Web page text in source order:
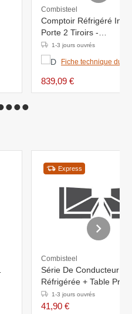
Combisteel
Comptoir Réfrigéré Inox
Porte 2 Tiroirs -
900x700x870(h)mm
1-3 jours ouvrés
Fiche technique du
839,09 €
Express
Combisteel
Série De Conducteur
Réfrigérée + Table Prép
Pizza1-3 jours ouvrés
41,90 €